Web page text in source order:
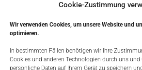
Cookie-Zustimmung
Wir verwenden Cookies, um unsere Website und
optimieren.
In bestimmten Fällen benötigen wir Ihre
Cookies und anderen Technologien durch uns und
persönliche Daten auf Ihrem Gerät zu speichern